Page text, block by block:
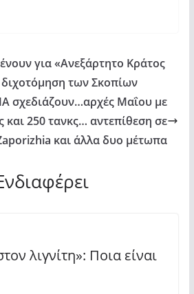
για «Ανεξάρτητο Κράτος
διχοτόμηση των Σκοπίων
σχεδιάζουν…αρχές Μαΐου με
και 250 τανκς… αντεπίθεση σε
και άλλα δυο μέτωπα
λιγνίτη»: Ποια είναι